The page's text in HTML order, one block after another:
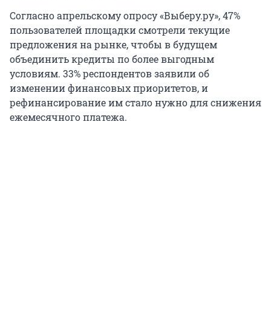
Согласно апрельскому опросу «Выберу.ру», 47%
пользователей площадки смотрели текущие
предложения на рынке, чтобы в будущем
объединить кредиты по более выгодным
условиям. 33% респондентов заявили об
изменении финансовых приоритетов, и
рефинансирование им стало нужно для снижения
ежемесячного платежа.